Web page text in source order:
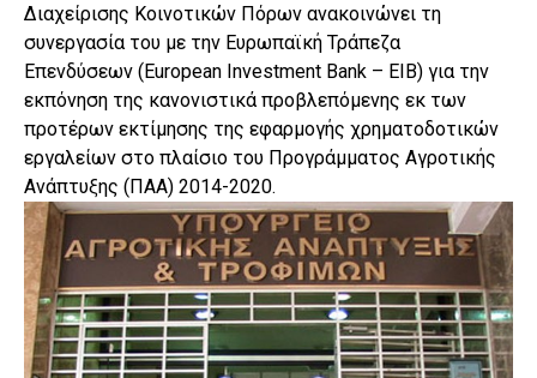
Διαχείρισης Κοινοτικών Πόρων ανακοινώνει τη
συνεργασία του με την Ευρωπαϊκή Τράπεζα
Επενδύσεων (European Investment Bank – EIB) για την
εκπόνηση της κανονιστικά προβλεπόμενης εκ των
προτέρων εκτίμησης της εφαρμογής χρηματοδοτικών
εργαλείων στο πλαίσιο του Προγράμματος Αγροτικής
Ανάπτυξης (ΠΑΑ) 2014-2020.